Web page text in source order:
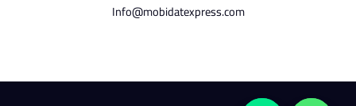
Info@mobidatexpress.com